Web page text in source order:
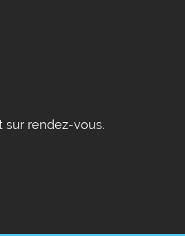
sur rendez-vous.